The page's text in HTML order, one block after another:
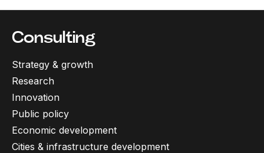
Consulting
Strategy & growth
Research
Innovation
Public policy
Economic development
Cities & infrastructure development